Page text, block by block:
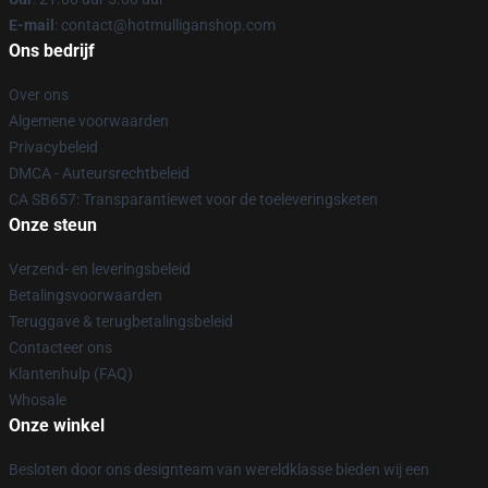
E-mail : contact@hotmulliganshop.com
Ons bedrijf
Over ons
Algemene voorwaarden
Privacybeleid
DMCA - Auteursrechtbeleid
CA SB657: Transparantiewet voor de toeleveringsketen
Onze steun
Verzend- en leveringsbeleid
Betalingsvoorwaarden
Teruggave & terugbetalingsbeleid
Contacteer ons
Klantenhulp (FAQ)
Whosale
Onze winkel
Besloten door ons designteam van wereldklasse bieden wij een